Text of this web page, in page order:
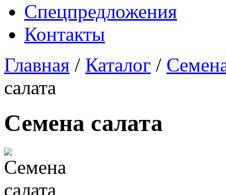
Спецпредложения
Контакты
Главная / Каталог /
салата
Семена салата